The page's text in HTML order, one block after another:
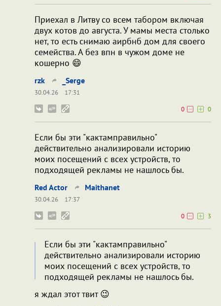
Приехал в Литву со всем табором включая
двух котов до августа. У мамы места столько
нет, то есть снимаю аирбнб дом для своего
семейства. А без впн в чужом доме не
кошерно 😄
rzk _Serge
30.04.26
17:31
0
0
Если бы эти "кактамправильно"
действительно анализировали историю
моих посещений с всех устройств, то
подходящей рекламы не нашлось бы.
Red Actor Maithanet
30.04.26
17:37
0
3
Если бы эти "кактамправильно"
действительно анализировали историю
моих посещений с всех устройств, то
подходящей рекламы не нашлось бы.
я ждал этот твит 😉